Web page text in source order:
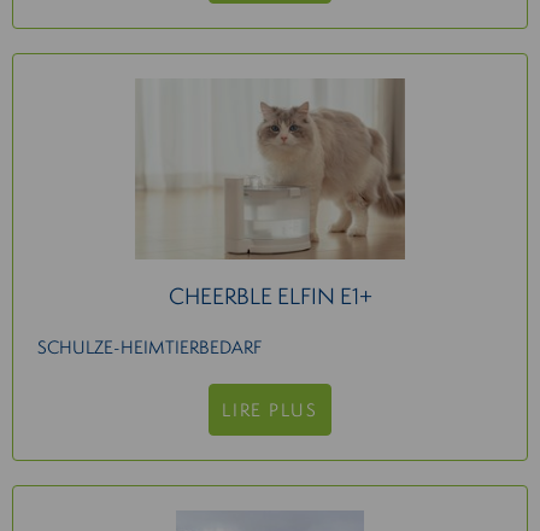
CHEERBLE ELFIN E1+
SCHULZE-HEIMTIERBEDARF
LIRE PLUS